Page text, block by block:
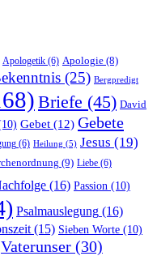
Apologetik (6) Apologie (8)
(25) Bergpredigt
Briefe (45) David
Gebet (12) Gebete
(6) Heilung (5) Jesus (19)
(9) Liebe (6)
(16) Passion (10)
Psalmauslegung (16)
(15) Sieben Worte (10)
Vaterunser (30)